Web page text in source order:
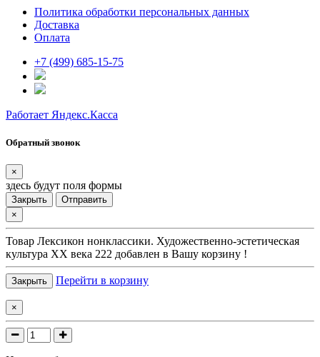
Политика обработки персональных данных
Доставка
Оплата
+7 (499) 685-15-75
Работает Яндекс.Касса
Обратный звонок
×
здесь будут поля формы
Закрыть
Отправить
×
Товар Лексикон нонклассики. Художественно-эстетическая
культура XX века 222 добавлен в Вашу корзину !
Закрыть Перейти в корзину
×